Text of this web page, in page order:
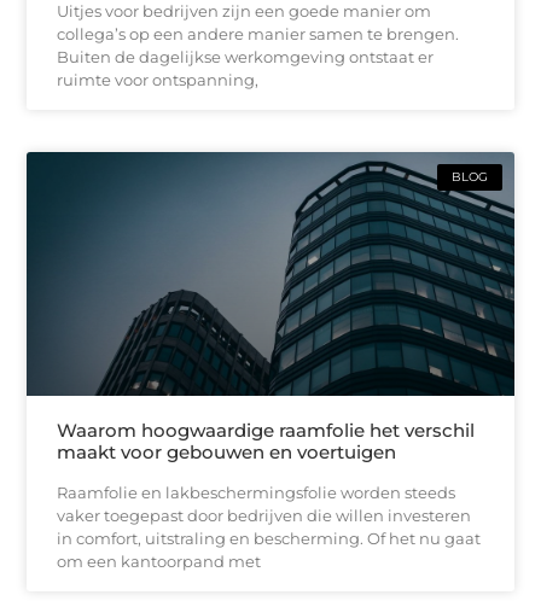
Uitjes voor bedrijven zijn een goede manier om
collega’s op een andere manier samen te brengen.
Buiten de dagelijkse werkomgeving ontstaat er
ruimte voor ontspanning,
BLOG
Waarom hoogwaardige raamfolie het verschil
maakt voor gebouwen en voertuigen
Raamfolie en lakbeschermingsfolie worden steeds
vaker toegepast door bedrijven die willen investeren
in comfort, uitstraling en bescherming. Of het nu gaat
om een kantoorpand met